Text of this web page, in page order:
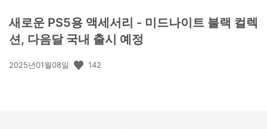
새로운 PS5용 액세서리 - 미드나이트 블랙 컬렉
션, 다음달 국내 출시 예정
공
2025년01월08일 142